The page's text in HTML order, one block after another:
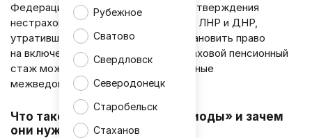
Рубежное
Сватово
Свердловск
Северодонецк
Старобельск
Стаханов
Федерации разъяснило порядок подтверждения
нестраховых периодов для жителей ЛНР и ДНР,
утративших документы. Теперь установить право
на включение таких периодов в страховой пенсионный
стаж можно через специализированные
межведомственные комиссии.
Что такое «нестраховые периоды» и зачем
они нужны?